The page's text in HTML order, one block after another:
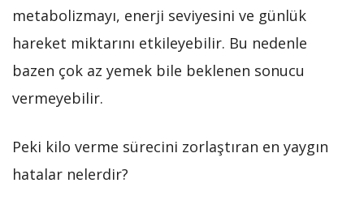
metabolizmayı, enerji seviyesini ve günlük
hareket miktarını etkileyebilir. Bu nedenle
bazen çok az yemek bile beklenen sonucu
vermeyebilir.
Peki kilo verme sürecini zorlaştıran en yaygın
hatalar nelerdir?